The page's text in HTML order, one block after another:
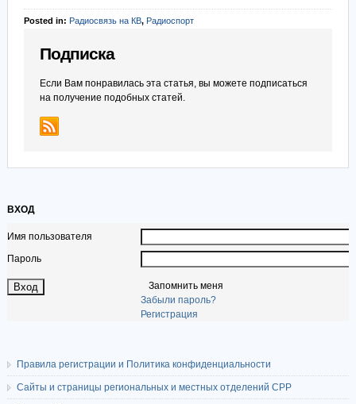
Posted in: Радиосвязь на КВ, Радиоспорт
Подписка
Если Вам понравилась эта статья, вы можете подписаться
на получение подобных статей.
ВХОД
Имя пользователя
Пароль
Запомнить меня
Забыли пароль?
Регистрация
Правила регистрации и Политика конфиденциальности
Сайты и страницы региональных и местных отделений СРР